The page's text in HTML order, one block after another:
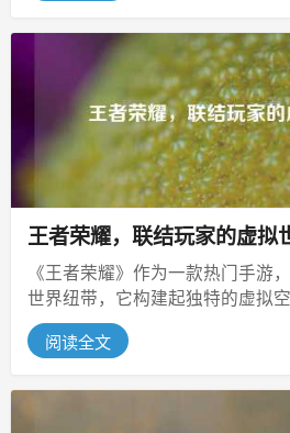
王者荣耀，联结玩家的虚拟
《王者荣耀》作为一款热门手游
世界纽带，它构建起独特的虚拟
域、背景的玩家汇聚于此，在游戏
阅读全文